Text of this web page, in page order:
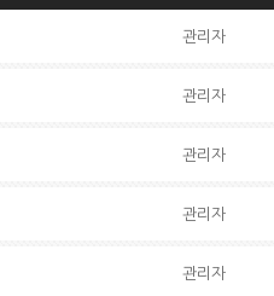
관리자
관리자
관리자
관리자
관리자